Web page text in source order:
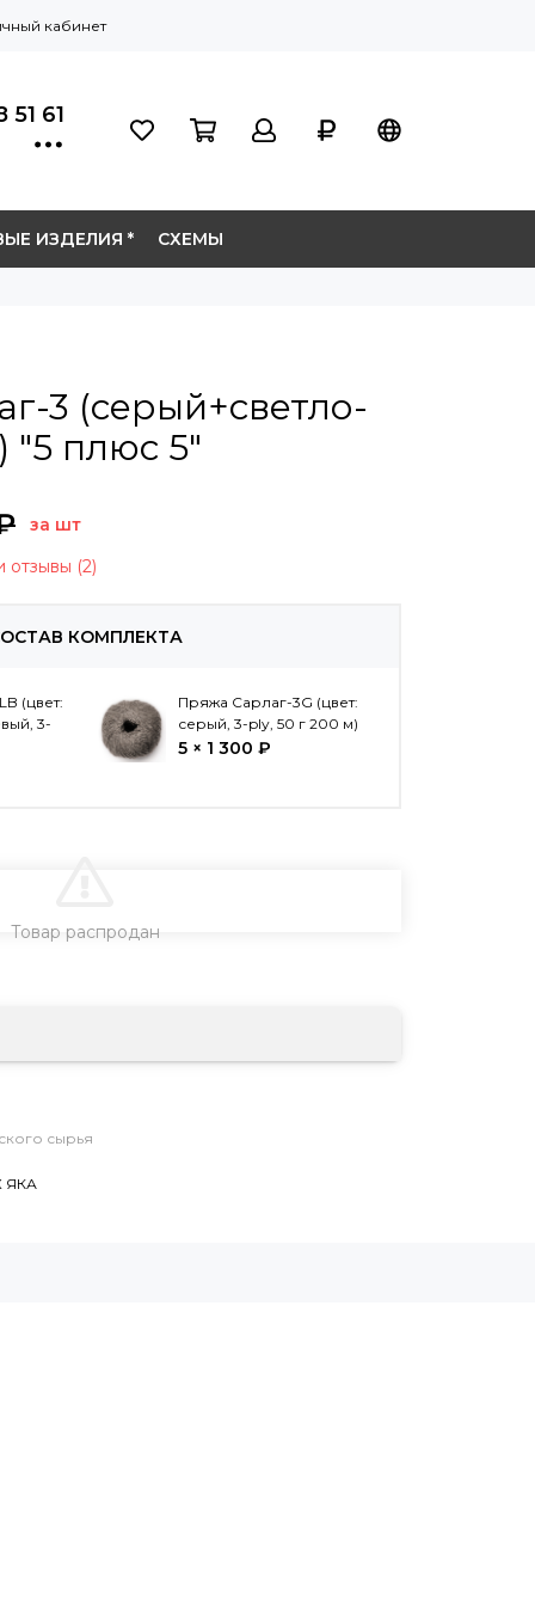
кабинет
51 61
ИЗДЕЛИЯ * СХЕМЫ
3 (серый+светло-
"5 плюс 5"
за шт
отзывы (2)
КОМПЛЕКТА
(цвет:
3-
Пряжа Сарлаг-3G (цвет:
серый, 3-ply, 50 г 200 м)
5 × 1 300 ₽
Товар распродан
сырья
ЯКА